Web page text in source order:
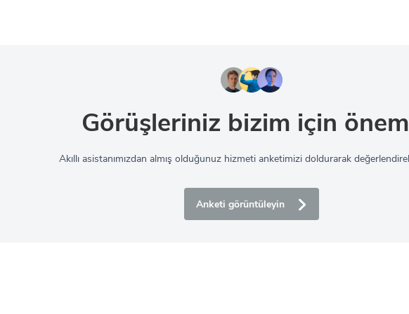
Görüşleriniz bizim için
Akıllı asistanımızdan almış olduğunuz hizmeti anketimizi doldurarak
Anketi görüntüleyin